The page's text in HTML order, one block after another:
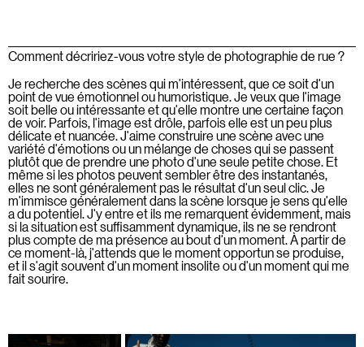
Comment décririez-vous votre style de photographie de rue ?
Je recherche des scènes qui m'intéressent, que ce soit d'un
point de vue émotionnel ou humoristique. Je veux que l'image
soit belle ou intéressante et qu'elle montre une certaine façon
de voir. Parfois, l'image est drôle, parfois elle est un peu plus
délicate et nuancée. J'aime construire une scène avec une
variété d'émotions ou un mélange de choses qui se passent
plutôt que de prendre une photo d'une seule petite chose. Et
même si les photos peuvent sembler être des instantanés,
elles ne sont généralement pas le résultat d'un seul clic. Je
m'immisce généralement dans la scène lorsque je sens qu'elle
a du potentiel. J'y entre et ils me remarquent évidemment, mais
si la situation est suffisamment dynamique, ils ne se rendront
plus compte de ma présence au bout d'un moment. À partir de
ce moment-là, j'attends que le moment opportun se produise,
et il s'agit souvent d'un moment insolite ou d'un moment qui me
fait sourire.